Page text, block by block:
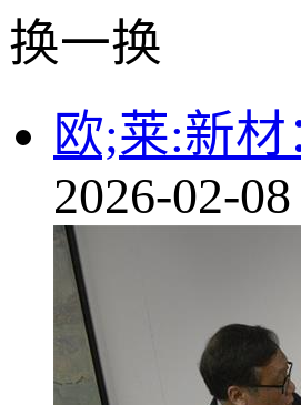
换一换
欧;莱:新
2026-02-